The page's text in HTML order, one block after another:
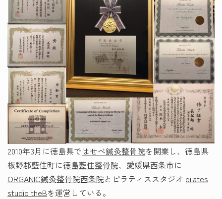
2010年3月に徳島県ではせべ鍼灸整骨院を開業し、徳島県
板野郡藍住町に徳島藍住整骨院、愛媛県西条市に
ORGANIC鍼灸整骨院西条院とピラティススタジオ pilates
studio theBを運営している。